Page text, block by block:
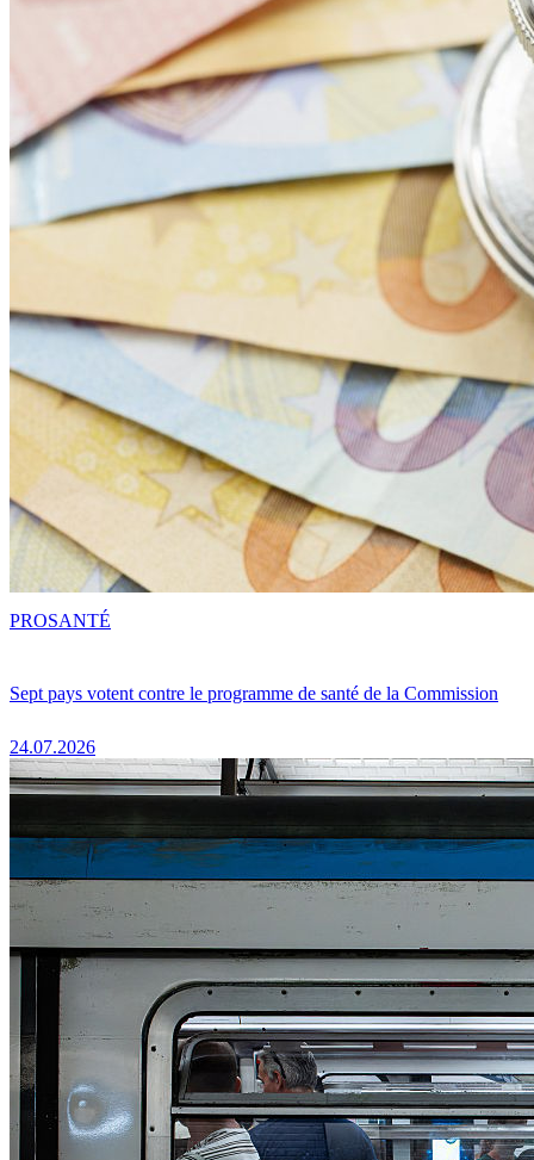
Sept pays votent contre le programme de santé de la Commission
24.07.2026
PROSANTÉ